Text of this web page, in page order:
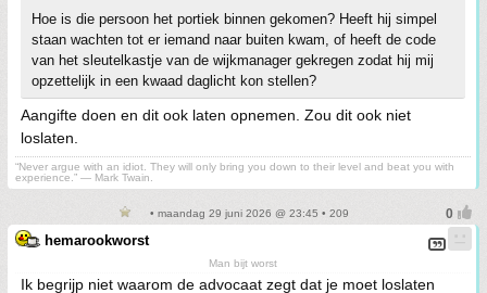
Hoe is die persoon het portiek binnen gekomen? Heeft hij simpel
staan wachten tot er iemand naar buiten kwam, of heeft de code
van het sleutelkastje van de wijkmanager gekregen zodat hij mij
opzettelijk in een kwaad daglicht kon stellen?
Aangifte doen en dit ook laten opnemen. Zou dit ook niet
loslaten.
“Never argue with an idiot. They will only bring you down to their level and beat you with
experience.” ― Mark Twain.
• maandag 29 juni 2026 @ 23:45 • 209
hemarookworst
Man bijt worst
Ik begrijp niet waarom de advocaat zegt dat je moet loslaten